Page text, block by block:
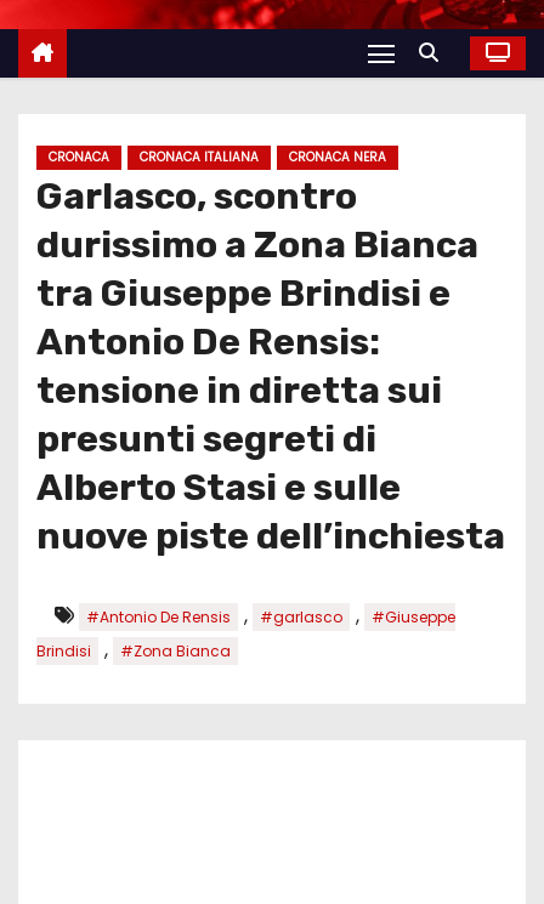
CRONACA CRONACA ITALIANA CRONACA NERA
Garlasco, scontro
durissimo a Zona Bianca
tra Giuseppe Brindisi e
Antonio De Rensis:
tensione in diretta sui
presunti segreti di
Alberto Stasi e sulle
nuove piste dell’inchiesta
#Antonio De Rensis , #garlasco ,
#Giuseppe
Brindisi
, #Zona Bianca